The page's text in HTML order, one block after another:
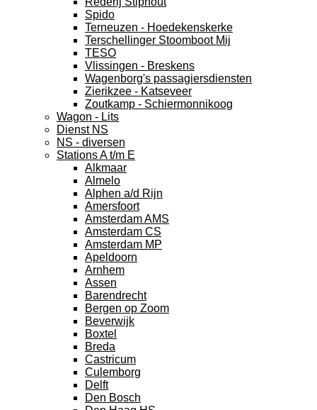
Spido
Terneuzen - Hoedekenskerke
Terschellinger Stoomboot Mij
TESO
Vlissingen - Breskens
Wagenborg's passagiersdiensten
Zierikzee - Katseveer
Zoutkamp - Schiermonnikoog
Wagon - Lits
Dienst NS
NS - diversen
Stations A t/m E
Alkmaar
Almelo
Alphen a/d Rijn
Amersfoort
Amsterdam AMS
Amsterdam CS
Amsterdam MP
Apeldoorn
Arnhem
Assen
Barendrecht
Bergen op Zoom
Beverwijk
Boxtel
Breda
Castricum
Culemborg
Delft
Den Bosch